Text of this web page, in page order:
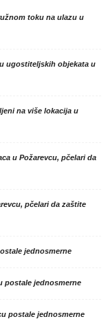
toku na ulazu u
ugostiteljskih objekata u
na više lokacija u
u Požarevcu, pčelari da
pčelari da zaštite
jednosmerne
postale jednosmerne
postale jednosmerne